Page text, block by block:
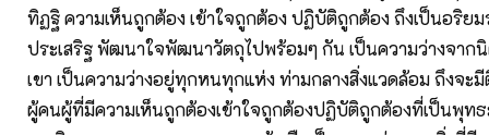
ทิฏฐิ ความเห็นถูกต้อง เข้าใจถูกต้อง ปฏิบัติถูกต้อง ถึงเป็นอริย
ประเสริฐ พัฒนาใจพัฒนาวัตถุไปพร้อมๆ กัน เป็นความว่างจาก
เขา เป็นความว่างอยู่ทุกหนทุกแห่ง ท่ามกลางสิ่งแวดล้อม ถึงจะ
ผู้คนผู้ที่มีความเห็นถูกต้องเข้าใจถูกต้องปฏิบัติถูกต้องที่เป็นพุท